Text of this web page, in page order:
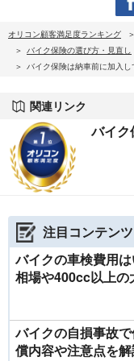
オリコン顧客満足度ランキング
バイク保険の選び方・見直し
バイク保険は納車前に加入
関連リンク
バイク
注目コンテンツ
バイクの車検費用
相場や400cc以上の
バイクの自損事故
償内容や注意点を